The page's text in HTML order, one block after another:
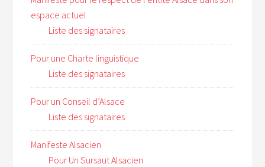
espace actuel
Liste des signataires
Pour une Charte linguistique
Liste des signataires
Pour un Conseil d’Alsace
Liste des signataires
Manifeste Alsacien
Pour Un Sursaut Alsacien